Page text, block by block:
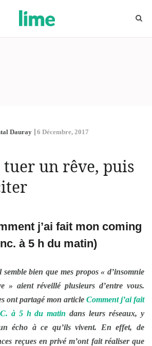
Dauray 6 Décembre, 2017
tuer un rêve, puis
j’ai fait mon coming
à 5 h du matin)
bien que mes propos«d’insomnie
» aient réveillé plusieurs d’entre vous.
ont partagé mon article Comment j’ai fait
à 5 h du matin dans leurs réseaux, y
écho à ce qu’ils vivent. En effet, de
reçues en privé m’ont fait réaliser que